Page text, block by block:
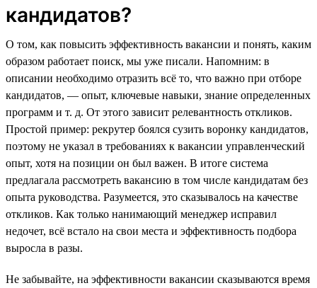
кандидатов?
О том, как повысить эффективность вакансии и понять, каким
образом работает поиск, мы уже писали. Напомним: в
описании необходимо отразить всё то, что важно при отборе
кандидатов, — опыт, ключевые навыки, знание определенных
программ и т. д. От этого зависит релевантность откликов.
Простой пример: рекрутер боялся сузить воронку кандидатов,
поэтому не указал в требованиях к вакансии управленческий
опыт, хотя на позиции он был важен. В итоге система
предлагала рассмотреть вакансию в том числе кандидатам без
опыта руководства. Разумеется, это сказывалось на качестве
откликов. Как только нанимающий менеджер исправил
недочет, всё встало на свои места и эффективность подбора
выросла в разы.
Не забывайте, на эффективности вакансии сказываются время